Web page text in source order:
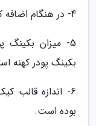
4- در هنگام اضافه کردن مواد ترتیب را رعایت ننموده اید.
5- میزان بکینگ
بکینگ پودر کهنه
6- اندازه
بوده است.